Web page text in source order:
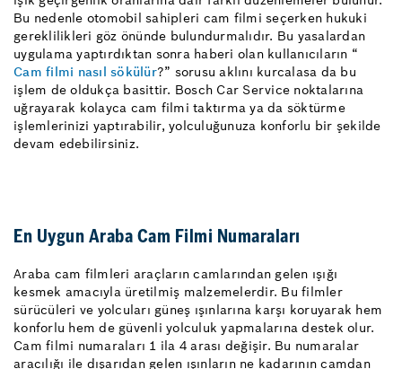
Bu nedenle otomobil sahipleri cam filmi seçerken hukuki
gereklilikleri göz önünde bulundurmalıdır. Bu yasalardan
uygulama yaptırdıktan sonra haberi olan kullanıcıların “
Cam filmi nasıl sökülür?” sorusu aklını kurcalasa da bu
işlem de oldukça basittir. Bosch Car Service noktalarına
uğrayarak kolayca cam filmi taktırma ya da söktürme
işlemlerinizi yaptırabilir, yolculuğunuza konforlu bir şekilde
devam edebilirsiniz.
En Uygun Araba Cam Filmi Numaraları
Araba cam filmleri araçların camlarından gelen ışığı
kesmek amacıyla üretilmiş malzemelerdir. Bu filmler
sürücüleri ve yolcuları güneş ışınlarına karşı koruyarak hem
konforlu hem de güvenli yolculuk yapmalarına destek olur.
Cam filmi numaraları 1 ila 4 arası değişir. Bu numaralar
aracılığı ile dışarıdan gelen ışınların ne kadarının camdan